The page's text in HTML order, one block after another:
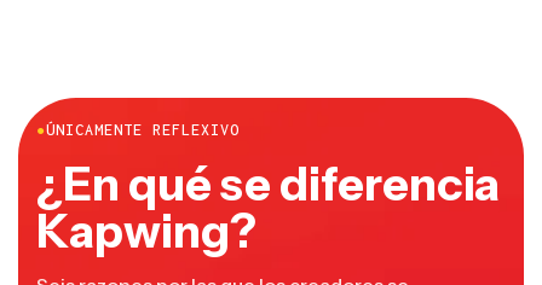
●ÚNICAMENTE REFLEXIVO
¿En qué se diferencia
Kapwing?